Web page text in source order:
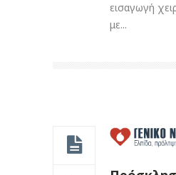
εισαγωγή
με...